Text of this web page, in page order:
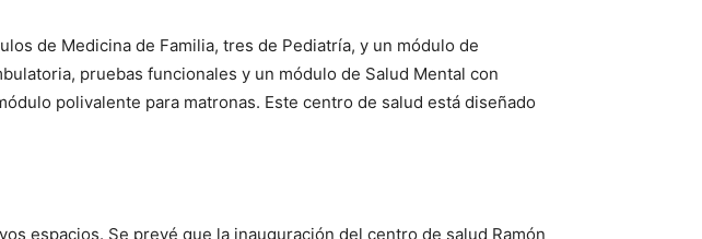
de Medicina de Familia, tres de Pediatría, y un módulo de
pruebas funcionales y un módulo de Salud Mental con
polivalente para matronas. Este centro de salud está diseñado
espacios. Se prevé que la inauguración del centro de salud Ramón